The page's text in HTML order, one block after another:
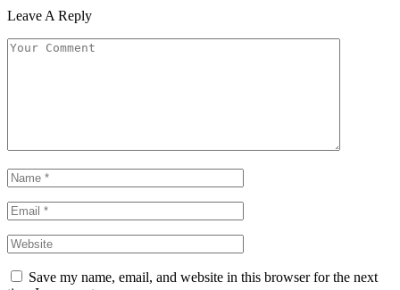
Leave A Reply
Save my name, email, and website in this browser for the next